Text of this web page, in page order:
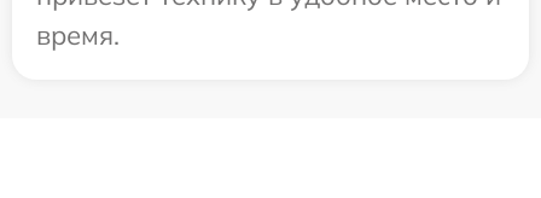
время.